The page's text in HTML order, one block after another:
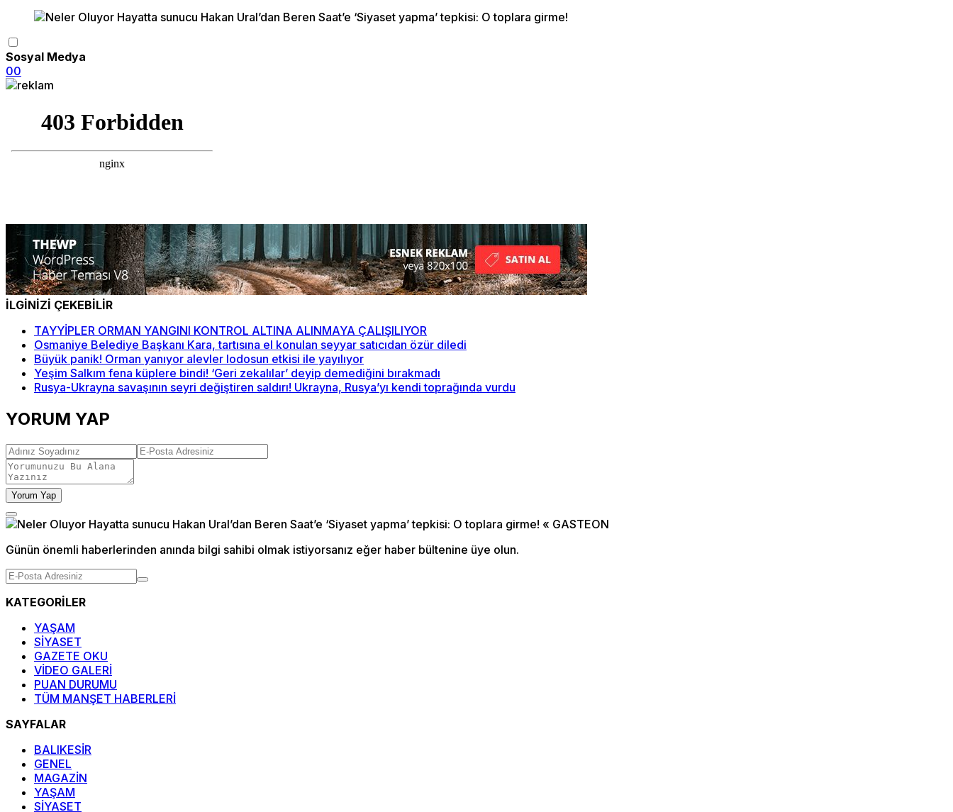
Sosyal Medya
00
İLGİNİZİ ÇEKEBİLİR
TAYYİPLER ORMAN YANGINI KONTROL ALTINA ALINMAYA ÇALIŞILIYOR
Osmaniye Belediye Başkanı Kara, tartısına el konulan seyyar satıcıdan özür diledi
Büyük panik! Orman yanıyor alevler lodosun etkisi ile yayılıyor
Yeşim Salkım fena küplere bindi! ‘Geri zekalılar’ deyip demediğini bırakmadı
Rusya-Ukrayna savaşının seyri değiştiren saldırı! Ukrayna, Rusya’yı kendi toprağında vurdu
YORUM YAP
Yorum Yap
Günün önemli haberlerinden anında bilgi sahibi olmak istiyorsanız eğer haber bültenine üye olun.
KATEGORİLER
YAŞAM
SİYASET
GAZETE OKU
VİDEO GALERİ
PUAN DURUMU
TÜM MANŞET HABERLERİ
SAYFALAR
BALIKESİR
GENEL
MAGAZİN
YAŞAM
SİYASET